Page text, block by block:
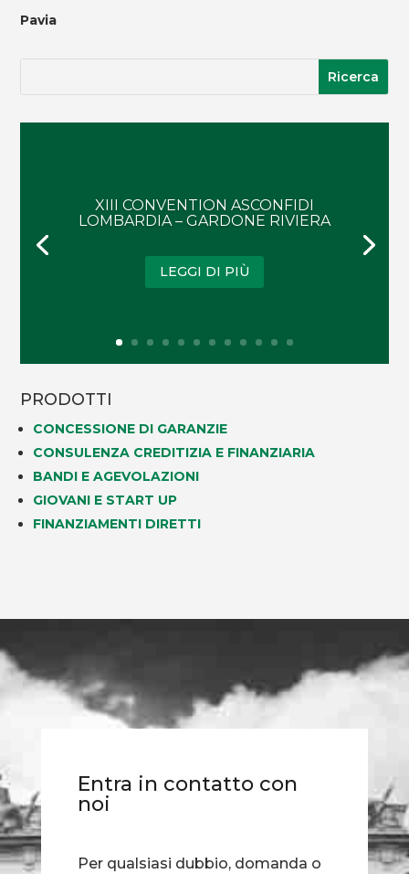
Pavia
XIII CONVENTION ASCONFIDI
LOMBARDIA – GARDONE RIVIERA
LEGGI DI PIÙ
PRODOTTI
CONCESSIONE DI GARANZIE
CONSULENZA CREDITIZIA E FINANZIARIA
BANDI E AGEVOLAZIONI
GIOVANI E START UP
FINANZIAMENTI DIRETTI
Entra in contatto con
noi
Per qualsiasi dubbio, domanda o